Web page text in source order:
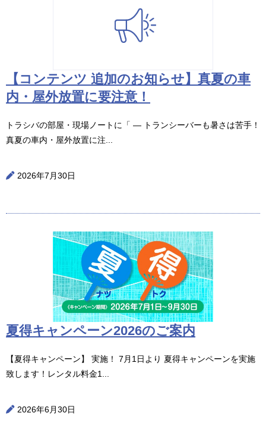
【コンテンツ 追加のお知らせ】真夏の車
内・屋外放置に要注意！
トラシバの部屋・現場ノートに「 ― トランシーバーも暑さは苦手！
真夏の車内・屋外放置に注...
2026年7月30日
夏得キャンペーン2026のご案内
【夏得キャンペーン】 実施！ 7月1日より 夏得キャンペーンを実施
致します！レンタル料金1...
2026年6月30日